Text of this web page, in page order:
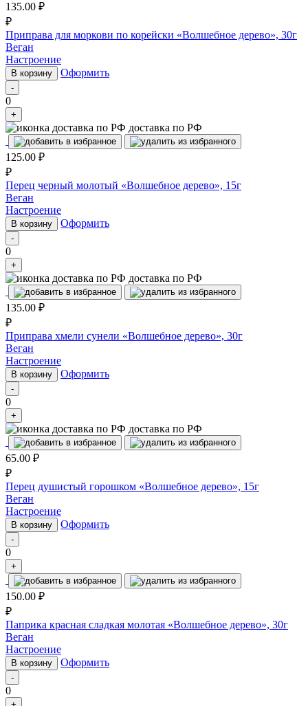
135.00 ₽
₽
Приправа для моркови по корейски «Волшебное дерево», 30г
Веган
Настроение
В корзину Оформить
-
0
+
доставка по РФ
125.00 ₽
₽
Перец черный молотый «Волшебное дерево», 15г
Веган
Настроение
В корзину Оформить
-
0
+
доставка по РФ
135.00 ₽
₽
Приправа хмели сунели «Волшебное дерево», 30г
Веган
Настроение
В корзину Оформить
-
0
+
доставка по РФ
65.00 ₽
₽
Перец душистый горошком «Волшебное дерево», 15г
Веган
Настроение
В корзину Оформить
-
0
+
150.00 ₽
₽
Паприка красная сладкая молотая «Волшебное дерево», 30г
Веган
Настроение
В корзину Оформить
-
0